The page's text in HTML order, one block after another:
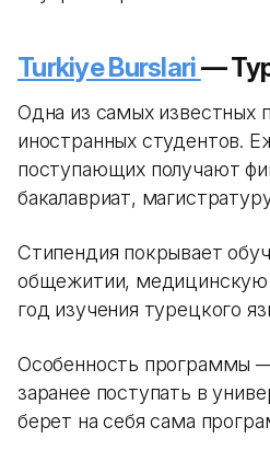
Turkiye Burslari—
Одна из самых известных
иностранных студентов.
поступающих получают
бакалавриат,
Стипендия покрывает
общежитии, медицинскую
год изучения турецкого
Особенность программы
заранее поступать в
берет на себя сама